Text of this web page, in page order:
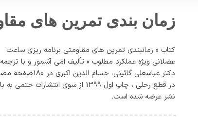
نسیم
تغذیه ورزشی
مدیریت ورزشی
زمان بندی تمرین های
کتاب « زمانبندی تمرین های مقاومتی برنامه ریزی ساعت
عضلانی ویژه عملکرد مطلوب » تألیف امی آشمور و با ترجمه
دکتر عباسعلی گائینی، حسام الدین اکبری در
در قطع رحلی ، چاپ اول 1399 از سوی انتشارات حتمی به
نشر عرضه شده است.